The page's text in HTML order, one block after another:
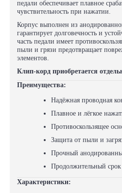
педали обеспечивает плавное
чувствительность при нажатии.
Корпус выполнен из
гарантирует долговечность и
часть педали имеет
пыли и грязи предотвращает
элементов.
Клип-корд приобретается
Преимущества:
Надёжная проводная
Плавное и лёгкое
Противоскользящее
Защита от пыли и
Прочный
Продолжительный
Характеристики: